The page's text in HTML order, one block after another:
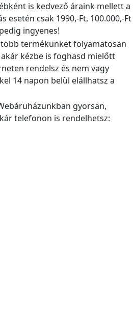
is kedvező áraink mellett a
esetén csak 1990,-Ft, 100.000,-Ft
ingyenes!
termékünket folyamatosan
kézbe is foghasd mielőtt
rendelsz és nem vagy
14 napon belül elállhatsz a
Webáruházunkban gyorsan,
telefonon is rendelhetsz: